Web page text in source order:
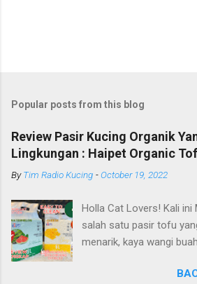
Popular posts from this blog
Review Pasir Kucing Organik
Lingkungan : Haipet Organic
ByTim Radio Kucing -October 19, 2022
Holla Cat Lovers! Kali
salah satu pasir tofu
menarik, kaya wangi
Haipet merupakan